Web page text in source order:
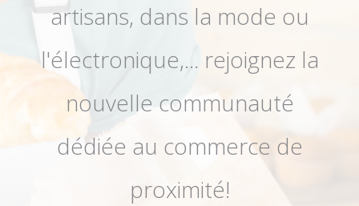
artisans, dans la mode ou
l'électronique,... rejoignez la
nouvelle communauté
dédiée au commerce de
proximité!